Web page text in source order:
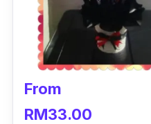
From
RM33.00